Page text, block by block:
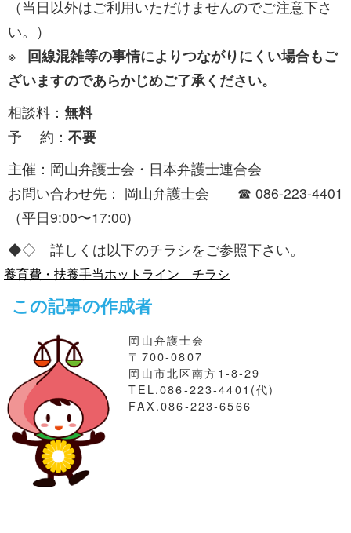
（当日以外はご利用いただけませんのでご注意下さ
い。）
※
回線混雑等の事情によりつながりにくい場合もご
ざいますのであらかじめご了承ください。
相談料： 無料
予 約： 不要
主催：岡山弁護士会・日本弁護士連合会
お問い合わせ先： 岡山弁護士会 ☎ 086-223-4401
（平日9:00〜17:00)
◆◇ 詳しくは以下のチラシをご参照下さい。
養育費・扶養手当ホットライン チラシ
この記事の作成者
岡山弁護士会
〒700-0807
岡山市北区南方1-8-29
TEL.086-223-4401(代)
FAX.086-223-6566